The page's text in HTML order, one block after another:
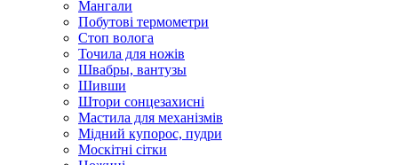
Совки, віники
Масло машинне
Мангали
Побутові термометри
Стоп волога
Точила для ножів
Швабры, вантузы
Шивши
Штори сонцезахисні